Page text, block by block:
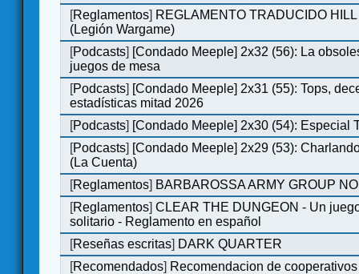
[Reglamentos] REGLAMENTO TRADUCIDO
(Legión Wargame)
[Podcasts] [Condado Meeple] 2x32 (56): La
juegos de mesa
[Podcasts] [Condado Meeple] 2x31 (55): Tops,
estadísticas mitad 2026
[Podcasts] [Condado Meeple] 2x30 (54): Especial
[Podcasts] [Condado Meeple] 2x29 (53):
(La Cuenta)
[Reglamentos] BARBAROSSA ARMY GROUP
[Reglamentos]CLEAR THE DUNGEON - Un
solitario - Reglamento en español
[Reseñas escritas] DARK QUARTER
[Recomendados] Recomendacion de